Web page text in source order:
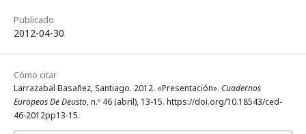
Publicado
2012-04-30
Cómo citar
Larrazabal Basañez, Santiago. 2012. «Presentación». Cuadernos
Europeos De Deusto, n.º 46 (abril), 13-15. https://doi.org/10.18543/ced-
46-2012pp13-15.